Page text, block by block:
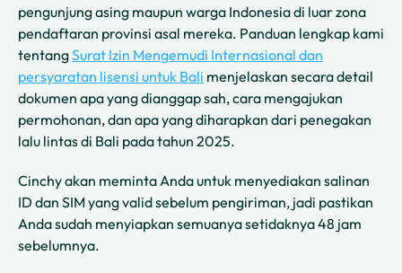
pengunjung asing maupun warga Indonesia di luar zona
pendaftaran provinsi asal mereka. Panduan lengkap kami
tentangSurat Izin Mengemudi Internasional dan
persyaratan lisensi untuk Bali menjelaskan secara detail
dokumen apa yang dianggap sah, cara mengajukan
permohonan, dan apa yang diharapkan dari penegakan
lalu lintas di Bali pada tahun 2025.
Cinchy akan meminta Anda untuk menyediakan salinan
ID dan SIM yang valid sebelum pengiriman, jadi pastikan
Anda sudah menyiapkan semuanya setidaknya 48 jam
sebelumnya.